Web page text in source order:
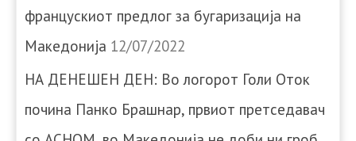
францускиот предлог за бугаризација на
Македонија 12/07/2022
НА ДЕНЕШЕН ДЕН: Во логорот Голи Оток
почина Панко Брашнар, првиот претседавач